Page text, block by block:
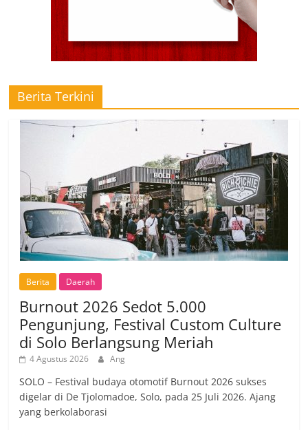
Berita Terkini
Berita Daerah
Burnout 2026 Sedot 5.000
Pengunjung, Festival Custom Culture
di Solo Berlangsung Meriah
4 Agustus 2026 Ang
SOLO – Festival budaya otomotif Burnout 2026 sukses
digelar di De Tjolomadoe, Solo, pada 25 Juli 2026. Ajang
yang berkolaborasi